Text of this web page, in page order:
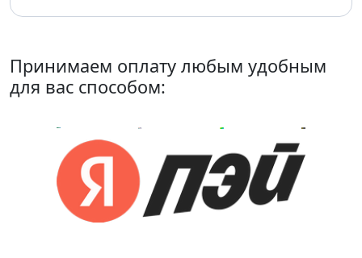
Принимаем оплату любым удобным
для вас способом: